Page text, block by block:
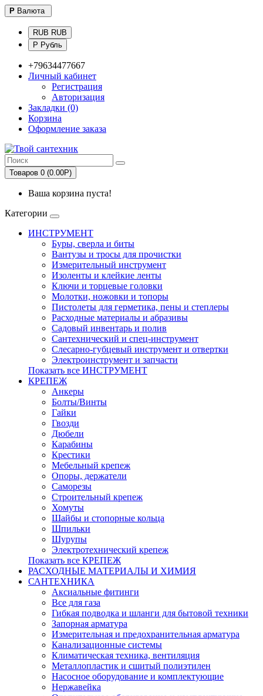
Р Валюта
RUB RUB
Р Рубль
+79634477667
Личный кабинет
Регистрация
Авторизация
Закладки (0)
Корзина
Оформление заказа
Товаров 0 (0.00Р)
Ваша корзина пуста!
Категории
ИНСТРУМЕНТ
Буры, сверла и биты
Вантузы и тросы для прочистки
Измерительный инструмент
Изоленты и клейкие ленты
Ключи и торцевые головки
Молотки, ножовки и топоры
Пистолеты для герметика, пены и степлеры
Расходные материалы и абразивы
Садовый инвентарь и полив
Сантехнический и спец-инструмент
Слесарно-губцевый инструмент и отвертки
Электроинструмент и запчасти
Показать все ИНСТРУМЕНТ
КРЕПЕЖ
Анкеры
Болты/Винты
Гайки
Гвозди
Дюбели
Карабины
Крестики
Мебельный крепеж
Опоры, держатели
Саморезы
Строительный крепеж
Хомуты
Шайбы и стопорные кольца
Шпильки
Шурупы
Электротехнический крепеж
Показать все КРЕПЕЖ
РАСХОДНЫЕ МАТЕРИАЛЫ И ХИМИЯ
САНТЕХНИКА
Аксиальные фитинги
Все для газа
Гибкая подводка и шланги для бытовой техники
Запорная арматура
Измерительная и предохранительная арматура
Канализационные системы
Климатическая техника, вентиляция
Металлопластик и сшитый полиэтилен
Насосное оборудование и комплектующие
Нержавейка